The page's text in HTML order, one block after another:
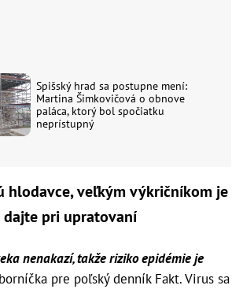
Spišský hrad sa postupne mení:
Martina Šimkovičová o obnove
paláca, ktorý bol spočiatku
neprístupný
hlodavce, veľkým výkričníkom je
dajte pri upratovaní
nenakazí, takže riziko epidémie je
pre poľský denník Fakt. Virus sa